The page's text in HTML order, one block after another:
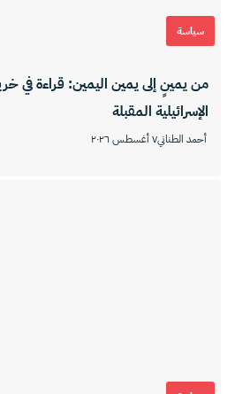
سياسة
من يمينٍ إلى يمين اليمين: قراءة في
الإسرائيلية المقبلة
أحمد الطناني٧ أغسطس ٢٠٢٦